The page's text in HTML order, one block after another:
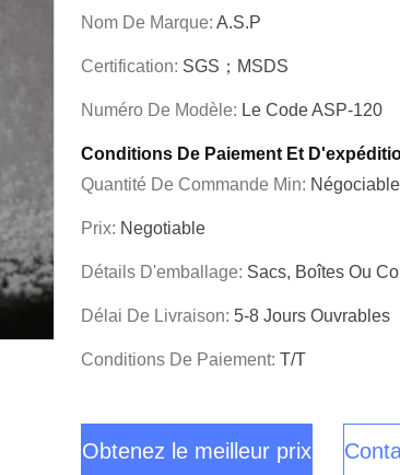
Nom De Marque: A.S.P
Certification: SGS；MSDS
Numéro De Modèle: Le Code ASP-120
Conditions De Paiement Et
Quantité De Commande Min: Négociable
Prix: Negotiable
Détails D'emballage: Sacs, Boîtes Ou
Délai De Livraison: 5-8 Jours Ouvrables
Conditions De Paiement: T/T
Obtenez le meilleur prix